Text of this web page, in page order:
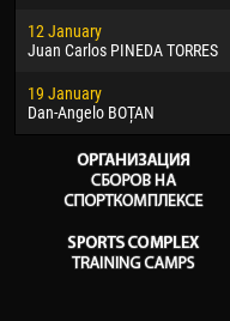
12 January
Juan Carlos PINEDA TORRES
19 January
Dan-Angelo BOȚAN